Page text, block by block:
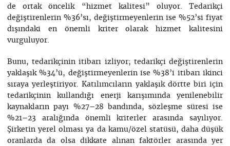
de ortak öncelik “hizmet kalitesi” oluyor. Tedarikçi
değiştirenlerin %36’sı, değiştirmeyenlerin ise %52’si fiyat
dışındaki en önemli kriter olarak hizmet kalitesini
vurguluyor.
Bunu, tedarikçinin itibarı izliyor; tedarikçi değiştirenlerin
yaklaşık %34’ü, değiştirmeyenlerin ise %38’i itibarı ikinci
sıraya yerleştiriyor. Katılımcıların yaklaşık dörtte biri için
tedarikçinin kullandığı enerji karışımında yenilenebilir
kaynakların payı %27–28 bandında, sözleşme süresi ise
%21–23 aralığında önemli kriterler arasında sayılıyor.
Şirketin yerel olması ya da kamu/özel statüsü, daha düşük
oranlarda da olsa dikkate alınan faktörler arasında yer